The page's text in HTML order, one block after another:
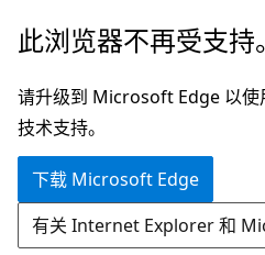
跳
主
要
内
此浏览器不再受支持。
请升级到 Microsoft Edge 以使
技术支持。
下载 Microsoft Edge
有关 Internet Explorer 和